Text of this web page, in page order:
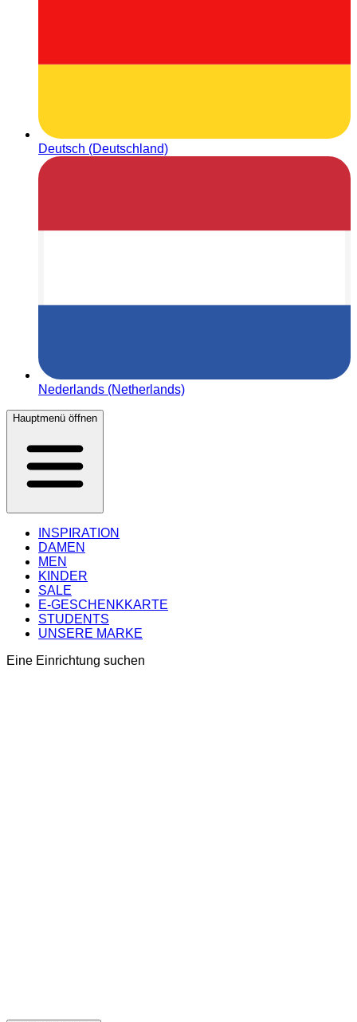
Deutsch (Deutschland)
Nederlands (Netherlands)
Hauptmenü öffnen
INSPIRATION
DAMEN
MEN
KINDER
SALE
E-GESCHENKKARTE
STUDENTS
UNSERE MARKE
Eine Einrichtung suchen